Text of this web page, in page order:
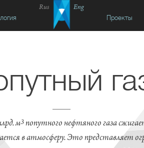
Rus
Eng
Проекты
м3попутного нефтяного газа
в атмосферу. Это представляет